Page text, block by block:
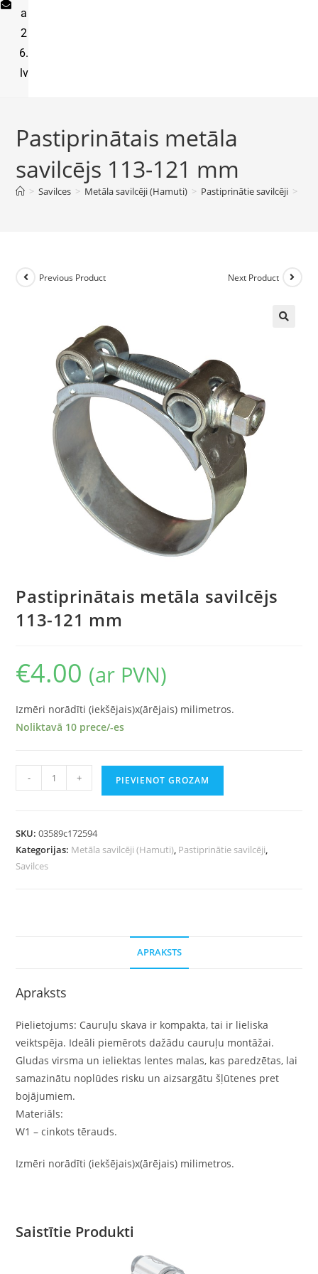
a
2
6.
lv
Pastiprinātais metāla
savilcējs 113-121 mm
> Savilces > Metāla savilcēji (Hamuti) > Pastiprinātie savilcēji >
Previous Product Next Product
Pastiprinātais metāla savilcējs
113-121 mm
€4.00 (ar PVN)
Izmēri norādīti (iekšējais)x(ārējais) milimetros.
Noliktavā 10 prece/-es
- + PIEVIENOT GROZAM
SKU:03589c172594
Kategorijas: Metāla savilcēji (Hamuti), Pastiprinātie savilcēji,
Savilces
APRAKSTS
Apraksts
Pielietojums: Cauruļu skava ir kompakta, tai ir lieliska
veiktspēja. Ideāli piemērots dažādu cauruļu montāžai.
Gludas virsma un ieliektas lentes malas, kas paredzētas, lai
samazinātu noplūdes risku un aizsargātu šļūtenes pret
bojājumiem.
Materiāls:
W1 – cinkots tērauds.
Izmēri norādīti (iekšējais)x(ārējais) milimetros.
Saistītie Produkti